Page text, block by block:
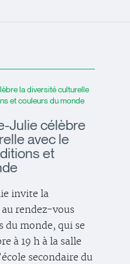
Julie célèbre
avec le
et
invite la
rendez-vous
du monde, qui se
à 19 h à la salle
secondaire du